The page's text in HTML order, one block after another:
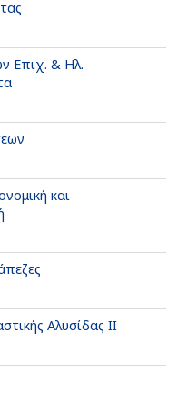
Επιχ. & Ηλ.
και
Αλυσίδας ΙΙ